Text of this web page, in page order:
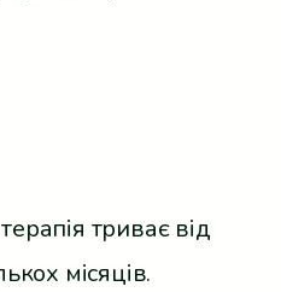
триває від
місяців.